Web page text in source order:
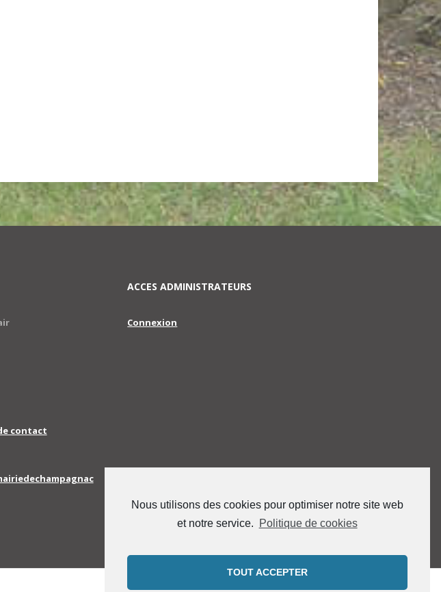
Nous utilisons des cookies pour optimiser notre site web
et notre service.
Politique de cookies
TOUT ACCEPTER
contact
ACCES ADMINISTRATEURS
Connexion